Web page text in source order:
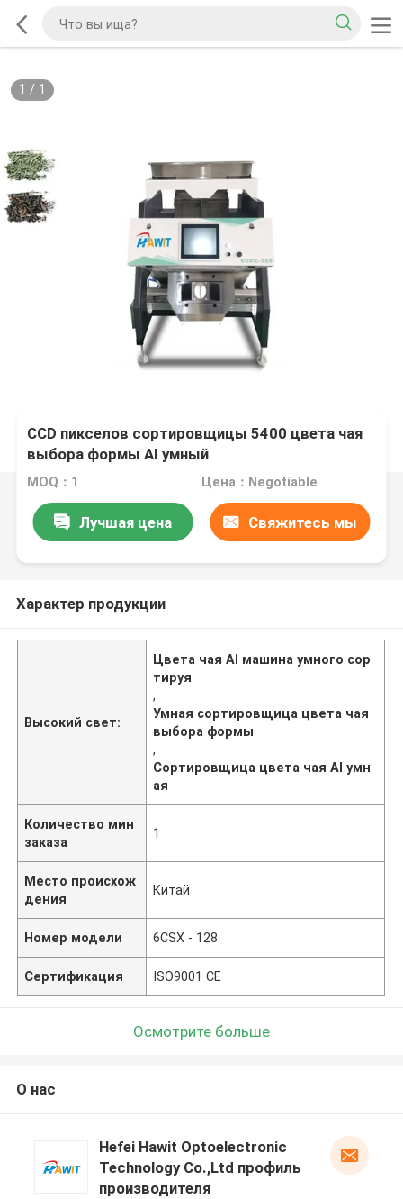
1 / 1
CCD пикселов сортировщицы 5400 цвета чая
выбора формы AI умный
MOQ：1 Цена：Negotiable
Лучшая цена Свяжитесь мы
Характер продукции
Высокий свет:
Цвета чая AI машина умного сор
тируя
,
Умная сортировщица цвета чая
выбора формы
,
Сортировщица цвета чая AI умн
ая
Количество мин
заказа
1
Место происхож
дения
Китай
Номер модели 6CSX - 128
Сертификация ISO9001 CE
Осмотрите больше
О нас
Hefei Hawit Optoelectronic
Technology Co.,Ltd профиль
производителя